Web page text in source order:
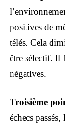
positives de
télés. Cela
être sélectif. Il
négatives.
Troisième
échecs